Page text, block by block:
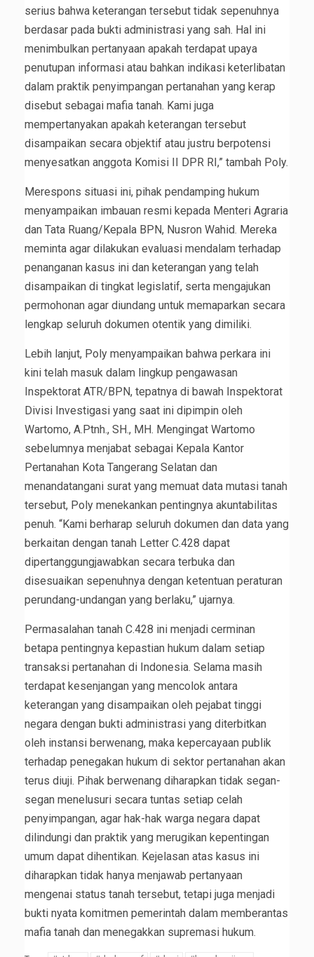
serius bahwa keterangan tersebut tidak sepenuhnya
berdasar pada bukti administrasi yang sah. Hal ini
menimbulkan pertanyaan apakah terdapat upaya
penutupan informasi atau bahkan indikasi keterlibatan
dalam praktik penyimpangan pertanahan yang kerap
disebut sebagai mafia tanah. Kami juga
mempertanyakan apakah keterangan tersebut
disampaikan secara objektif atau justru berpotensi
menyesatkan anggota Komisi II DPR RI,” tambah Poly.
Merespons situasi ini, pihak pendamping hukum
menyampaikan imbauan resmi kepada Menteri Agraria
dan Tata Ruang/Kepala BPN, Nusron Wahid. Mereka
meminta agar dilakukan evaluasi mendalam terhadap
penanganan kasus ini dan keterangan yang telah
disampaikan di tingkat legislatif, serta mengajukan
permohonan agar diundang untuk memaparkan secara
lengkap seluruh dokumen otentik yang dimiliki.
Lebih lanjut, Poly menyampaikan bahwa perkara ini
kini telah masuk dalam lingkup pengawasan
Inspektorat ATR/BPN, tepatnya di bawah Inspektorat
Divisi Investigasi yang saat ini dipimpin oleh
Wartomo, A.Ptnh., SH., MH. Mengingat Wartomo
sebelumnya menjabat sebagai Kepala Kantor
Pertanahan Kota Tangerang Selatan dan
menandatangani surat yang memuat data mutasi tanah
tersebut, Poly menekankan pentingnya akuntabilitas
penuh. “Kami berharap seluruh dokumen dan data yang
berkaitan dengan tanah Letter C.428 dapat
dipertanggungjawabkan secara terbuka dan
disesuaikan sepenuhnya dengan ketentuan peraturan
perundang-undangan yang berlaku,” ujarnya.
Permasalahan tanah C.428 ini menjadi cerminan
betapa pentingnya kepastian hukum dalam setiap
transaksi pertanahan di Indonesia. Selama masih
terdapat kesenjangan yang mencolok antara
keterangan yang disampaikan oleh pejabat tinggi
negara dengan bukti administrasi yang diterbitkan
oleh instansi berwenang, maka kepercayaan publik
terhadap penegakan hukum di sektor pertanahan akan
terus diuji. Pihak berwenang diharapkan tidak segan-
segan menelusuri secara tuntas setiap celah
penyimpangan, agar hak-hak warga negara dapat
dilindungi dan praktik yang merugikan kepentingan
umum dapat dihentikan. Kejelasan atas kasus ini
diharapkan tidak hanya menjawab pertanyaan
mengenai status tanah tersebut, tetapi juga menjadi
bukti nyata komitmen pemerintah dalam memberantas
mafia tanah dan menegakkan supremasi hukum.